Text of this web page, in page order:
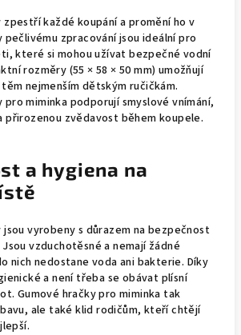
zpestří každé koupání a promění ho v
pečlivému zpracování jsou ideální pro
které si mohou užívat bezpečné vodní
rozměry (55 × 58 × 50 mm) umožňují
nejmenším dětským ručičkám.
pro miminka podporují smyslové vnímání,
přirozenou zvědavost během koupele.
a hygiena na
jsou vyrobeny s důrazem na bezpečnost
vzduchotěsné a nemají žádné
nich nedostane voda ani bakterie. Díky
a není třeba se obávat plísní
Gumové hračky pro miminka tak
ale také klid rodičům, kteří chtějí